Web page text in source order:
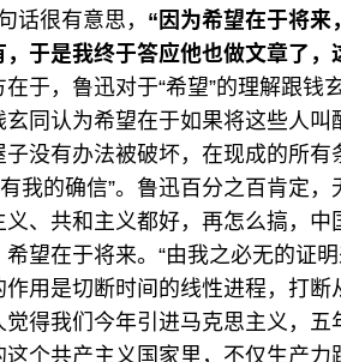
话很有意思， “因为希望在于将
于是我终于答应他也做文章了
于，鲁迅对于“希望”的理解跟钱
同认为希望在于如果将这些人
子没有办法被破坏，在现成的所
我的确信”。鲁迅百分之百肯定
、共和主义都好，再怎么搞，中
望在于将来。“由我之必无的证
用是切断时间的线性进程，打
得我们今年引进马克思主义，五
个共产主义国家里，不仅生产